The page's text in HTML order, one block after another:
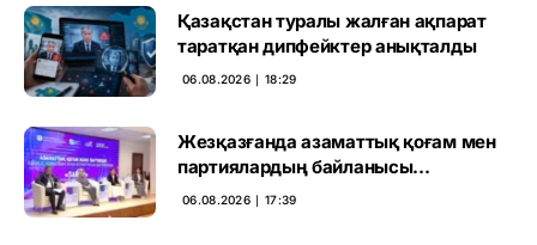
Қазақстан туралы жалған ақпарат
таратқан дипфейктер анықталды
06.08.2026 ∣ 18:29
Жезқазғанда азаматтық қоғам мен
партиялардың байланысы
талқыланды
06.08.2026 ∣ 17:39